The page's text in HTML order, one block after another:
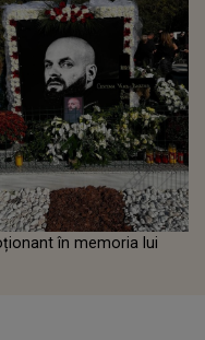
în memoria lui